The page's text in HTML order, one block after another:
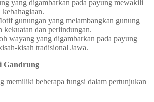
yang digambarkan pada payung mewakili
kebahagiaan.
gunungan yang melambangkan gunung
kekuatan dan perlindungan.
wayang yang digambarkan pada payung
kisah tradisional Jawa.
Gandrung
memiliki beberapa fungsi dalam pertunjukan